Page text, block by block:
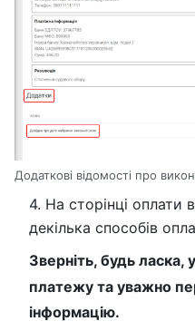
Додаткові відомості про
4. На сторінці оплати
декілька способів
Зверніть, будь ласка,
платежу та уважно
інформацію.